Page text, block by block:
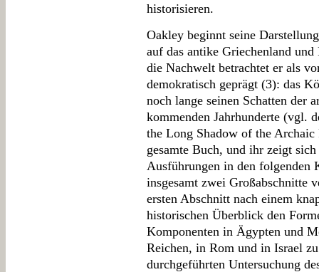
historisieren.
Oakley beginnt seine
auf das antike Griechenland
die Nachwelt betrachtet er als
demokratisch geprägt (3): das
noch lange seinen Schatten der
kommenden Jahrhunderte (vgl.
the Long Shadow of the Archaic
gesamte Buch, und ihr zeigt
Ausführungen in den
insgesamt zwei Großabschnitte
ersten Abschnitt nach einem
historischen Überblick den
Komponenten in Ägypten und
Reichen, in Rom und in Israel
durchgeführten Untersuchung